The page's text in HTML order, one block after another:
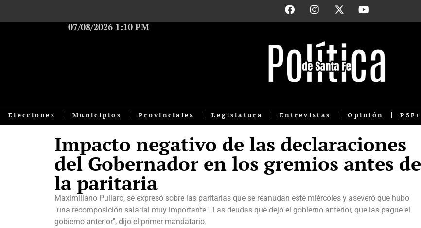
07/08/2026 1:10 PM
Elecciones Municipios Provinciales Legislatura Entrevistas Opinión PSF+
Impacto negativo de las declaraciones
del Gobernador en los gremios antes de
la paritaria
Maximiliano Pullaro, se expresó sobre las paritarias que se reanudan este miércoles y aseveró que hubo
"una recomposición salarial muy importante". Las deudas que dejó el gobierno anterior, que las pague el
gobierno anterior", dijo el primer mandatario.